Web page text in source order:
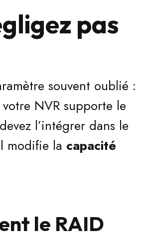
pas
souvent oublié :
NVR supporte le
l’intégrer dans le
modifie la capacité
le RAID